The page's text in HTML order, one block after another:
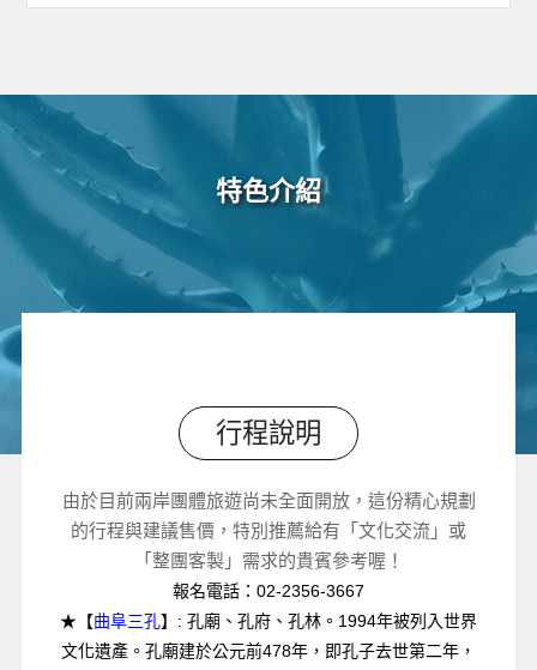
特色介紹
行程說明
由於目前兩岸團體旅遊尚未全面開放，這份精心規劃
的行程與建議售價，特別推薦給有「文化交流」或
「整團客製」需求的貴賓參考喔！
報名電話：02-2356-3667
★【曲阜三孔】: 孔廟、孔府、孔林。1994年被列入世界
文化遺產。孔廟建於公元前478年，即孔子去世第二年，